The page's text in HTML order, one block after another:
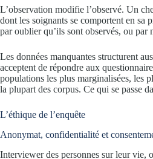
L’observation modifie l’observé. Un
dont les soignants se comportent en sa
par oublier qu’ils sont observés, ou par
Les données manquantes structurent
acceptent de répondre aux
populations les plus marginalisées, les
la plupart des corpus. Ce qui se passe
L’éthique de l’enquête
Anonymat, confidentialité et
Interviewer des personnes sur leur vie,